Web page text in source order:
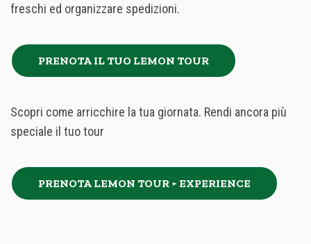
freschi ed organizzare spedizioni.
PRENOTA IL TUO LEMON TOUR
Scopri come arricchire la tua giornata. Rendi ancora più
speciale il tuo tour
PRENOTA LEMON TOUR + EXPERIENCE